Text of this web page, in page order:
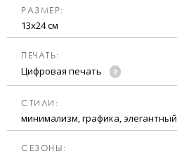
РАЗМЕР:
13х24 см
ПЕЧАТЬ:
Цифровая печать
CТИЛИ:
минимализм, графика, элегантный
CЕЗОНЫ: